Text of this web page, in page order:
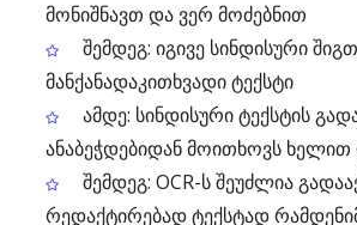
მონიშნავთ და ვერ მოძებნით
შემდეგ: იგივე სინდისური
მანქანადაკითხვადი ტექსტი
ამდე: სინდისური ტექსტის
ანაბეჭდებიდან მოითხოვს ხელით
შემდეგ: OCR-ს შეუძლია
რედაქტირებად ტექსტად